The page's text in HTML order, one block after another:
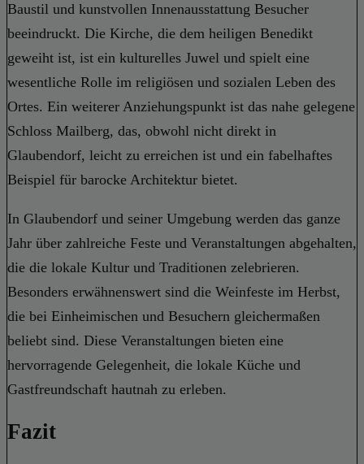
Baustil und kunstvollen Innenausstattung Besucher
beeindruckt. Die Kirche, die dem heiligen Benedikt
geweiht ist, ist ein kulturelles Juwel und spielt eine
wesentliche Rolle im religiösen und sozialen Leben des
Ortes. Ein weiterer Anziehungspunkt ist das nahe gelegene
Schloss Mailberg, das, obwohl nicht direkt in
Glaubendorf, leicht zu erreichen ist und ein fabelhaftes
Beispiel für barocke Architektur bietet.
In Glaubendorf und seiner Umgebung werden das ganze
Jahr über zahlreiche Feste und Veranstaltungen abgehalten,
die die lokale Kultur und Traditionen zelebrieren.
Besonders erwähnenswert sind die Weinfeste im Herbst,
die bei Einheimischen und Besuchern gleichermaßen
beliebt sind. Diese Veranstaltungen bieten eine
hervorragende Gelegenheit, die lokale Küche und
Gastfreundschaft hautnah zu erleben.
Fazit